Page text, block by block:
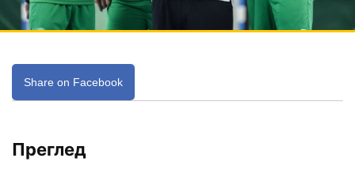
Share on Facebook
Преглед